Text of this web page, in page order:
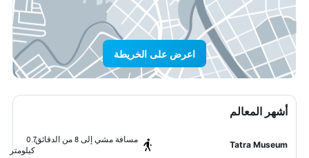
اعرض على الخريطة
أشهر المعالم
Tatra Museum
مسافة مشي إلى 8 من الدقائق
0.7
كيلومتر